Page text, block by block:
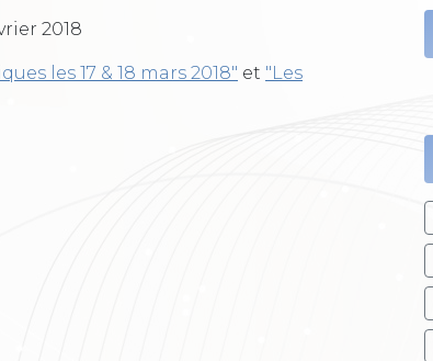
2018
les 17 & 18 mars 2018" et "Les